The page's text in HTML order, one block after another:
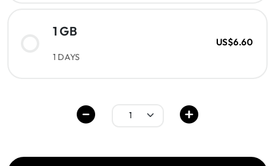
1 GB
1 DAYS
US$6.60